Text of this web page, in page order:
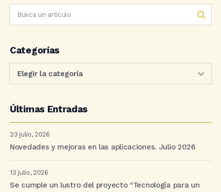
Categorías
Últimas Entradas
23 julio, 2026
Novedades y mejoras en las aplicaciones. Julio 2026
13 julio, 2026
Se cumple un lustro del proyecto “Tecnología para un